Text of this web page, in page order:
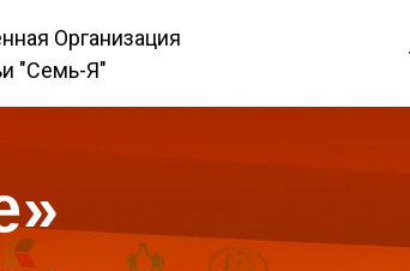
Я"
+7 (959)